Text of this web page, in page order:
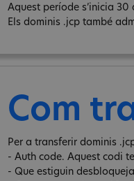
Aquest període s’inicia
Els dominis .jcp també
Com
Per a transferir dominis
- Auth code. Aquest codi
- Que estiguin